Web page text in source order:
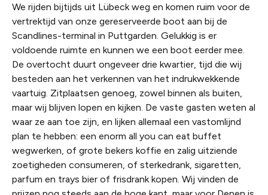
We rijden bijtijds uit Lübeck weg en komen ruim voor de
vertrektijd van onze gereserveerde boot aan bij de
Scandlines-terminal in Puttgarden. Gelukkig is er
voldoende ruimte en kunnen we een boot eerder mee.
De overtocht duurt ongeveer drie kwartier, tijd die wij
besteden aan het verkennen van het indrukwekkende
vaartuig. Zitplaatsen genoeg, zowel binnen als buiten,
maar wij blijven lopen en kijken. De vaste gasten weten al
waar ze aan toe zijn, en lijken allemaal een vastomlijnd
plan te hebben: een enorm all you can eat buffet
wegwerken, of grote bekers koffie en zalig uitziende
zoetigheden consumeren, of sterkedrank, sigaretten,
parfum en trays bier of frisdrank kopen. Wij vinden de